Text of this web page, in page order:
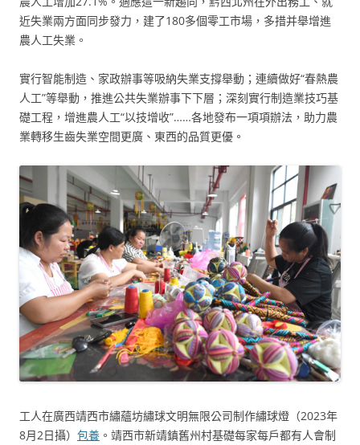
近失業兩方面同步發力，建了180多個零工市場，多措并舉增進
農人工失業。
實行智能制造、家政辦事等吸納失業支撐舉動；連續做好“春熱農
人工”等舉動，推進公共失業辦事下下層；深刻實行制造業技巧基
礎工程，增進農人工“以技增收”……各地發布一項項辦法，助力農
業轉移生齒失業空間更廣、東西的品質更優。
工人在廣西靖西市繡蘊坊繡球文明無限公司制作繡球燈（2023年
8月2日攝） 包養 。靖西市新靖鎮舊州村基礎每家每戶都有人會制